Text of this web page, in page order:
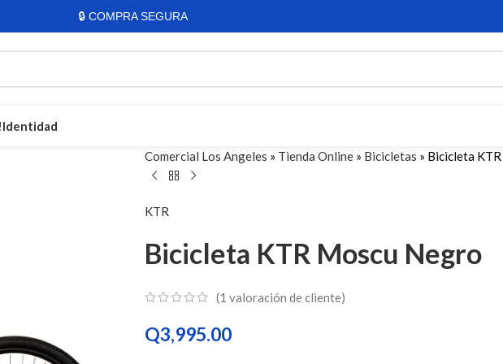
🔒 COMPRA SEGURA
Bicicletas de montaña
Bicicletas Diamond
Ver todas las bicicletas
Identidad
Comercial Los Angeles » Tienda Online» Bicicletas » Bicicleta
KTR
Bicicleta KTR Moscu Negro
(1 valoración de cliente)
Q3,995.00